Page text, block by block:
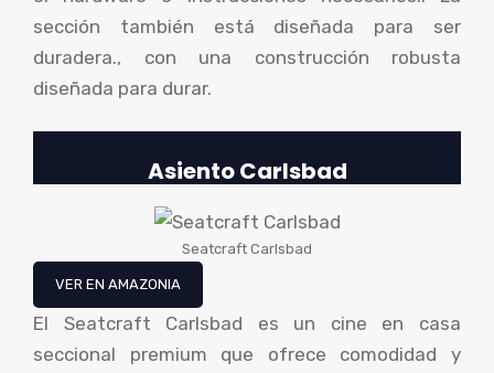
sección también está diseñada para ser
duradera., con una construcción robusta
diseñada para durar.
AsientoCarlsbad
Seatcraft Carlsbad
VER EN AMAZONIA
El Seatcraft Carlsbad es un cine en casa
seccional premium que ofrece comodidad y